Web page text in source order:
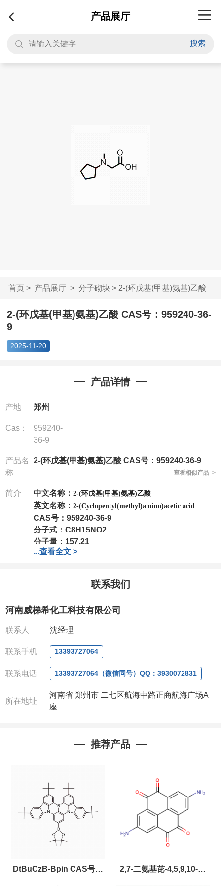
产品展厅
搜索
首页> 产品展厅> 分子砌块> 2-(环戊基(甲基)氨基)乙酸
C...
2-(环戊基(甲基)氨基)乙酸 CAS号：959240-36-
9
2025-11-20
产品详情
产地 郑州
Cas：
959240-
36-9
产品名
称
2-(环戊基(甲基)氨基)乙酸 CAS号：959240-36-9
查看相似产品 >
简介 中文名称： 2-(环戊基(甲基)氨基)乙酸
英文名称： 2-(Cyclopentyl(methyl)amino)acetic acid
CAS号： 959240-36-9
分子式： C8H15NO2
分子量： 157.21
包装：1Mg ; 5Mg;10Mg ;100Mg;250Mg ;500Mg
我司对高校及科研单位先发货和
作中有用到的试剂,欢迎前来询购
电话:0371-63377391/13393727064
QQ:3930072831
:13393727064
联系人: 沈晓东(欢迎致电
...查看全文 >
联系我们
河南威梯希化工科技有限公司
联系人 沈经理
联系手机 13393727064
联系电话 13393727064（微信同号）QQ：3930072831
所在地址
河南省 郑州市 二七区航海中路正商航海广场A
座
推荐产品
DtBuCzB-Bpin CAS号： 2,7-二氨基芘-4,5,9,10-四